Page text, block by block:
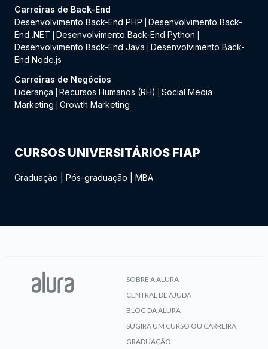
Carreiras de Back-End
Desenvolvimento Back-End PHP
Desenvolvimento Back-
End .NET
Desenvolvimento Back-End Python
Desenvolvimento Back-End Java
Desenvolvimento Back-
End Node.js
Carreiras de Negócios
Liderança
Recursos Humanos (RH)
Social Media
Marketing
Growth Marketing
CURSOS UNIVERSITÁRIOS FIAP
Graduação Pós-graduação MBA
SOBRE A ALURA
CENTRAL DE AJUDA
BLOG DA ALURA
SUGIRA UM CURSO OU CARREIRA
GRADUAÇÃO